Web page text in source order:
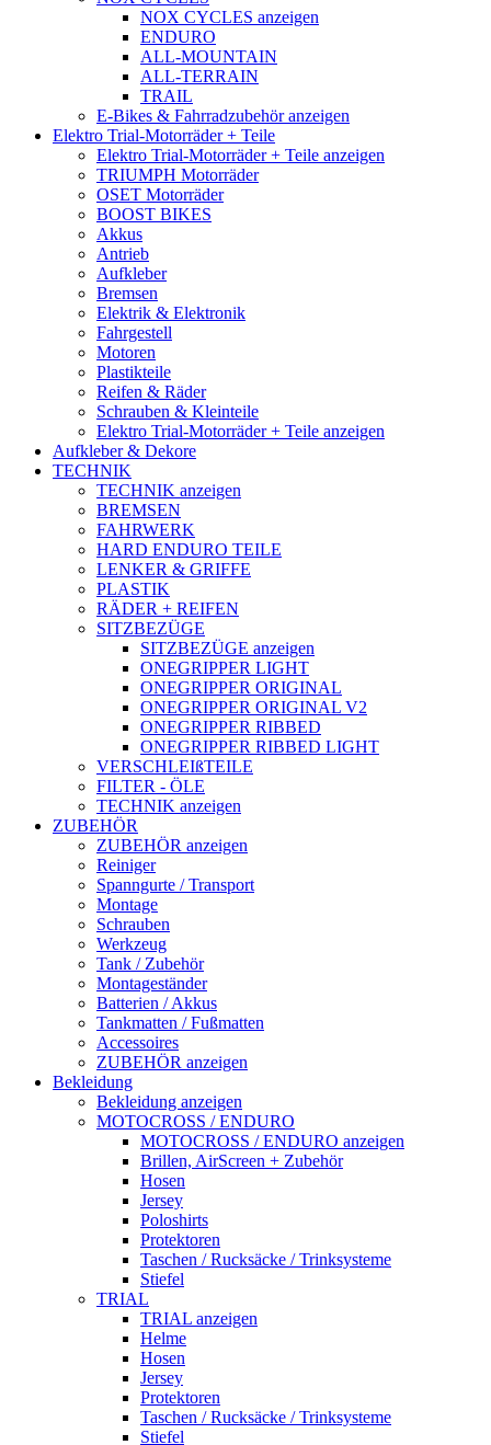
NOX CYCLES anzeigen
ENDURO
ALL-MOUNTAIN
ALL-TERRAIN
TRAIL
E-Bikes & Fahrradzubehör anzeigen
Elektro Trial-Motorräder + Teile
Elektro Trial-Motorräder + Teile anzeigen
TRIUMPH Motorräder
OSET Motorräder
BOOST BIKES
Akkus
Antrieb
Aufkleber
Bremsen
Elektrik & Elektronik
Fahrgestell
Motoren
Plastikteile
Reifen & Räder
Schrauben & Kleinteile
Elektro Trial-Motorräder + Teile anzeigen
Aufkleber & Dekore
TECHNIK
TECHNIK anzeigen
BREMSEN
FAHRWERK
HARD ENDURO TEILE
LENKER & GRIFFE
PLASTIK
RÄDER + REIFEN
SITZBEZÜGE
SITZBEZÜGE anzeigen
ONEGRIPPER LIGHT
ONEGRIPPER ORIGINAL
ONEGRIPPER ORIGINAL V2
ONEGRIPPER RIBBED
ONEGRIPPER RIBBED LIGHT
VERSCHLEIßTEILE
FILTER - ÖLE
TECHNIK anzeigen
ZUBEHÖR
ZUBEHÖR anzeigen
Reiniger
Spanngurte / Transport
Montage
Schrauben
Werkzeug
Tank / Zubehör
Montageständer
Batterien / Akkus
Tankmatten / Fußmatten
Accessoires
ZUBEHÖR anzeigen
Bekleidung
Bekleidung anzeigen
MOTOCROSS / ENDURO
MOTOCROSS / ENDURO anzeigen
Brillen, AirScreen + Zubehör
Hosen
Jersey
Poloshirts
Protektoren
Taschen / Rucksäcke / Trinksysteme
Stiefel
TRIAL
TRIAL anzeigen
Helme
Hosen
Jersey
Protektoren
Taschen / Rucksäcke / Trinksysteme
Stiefel